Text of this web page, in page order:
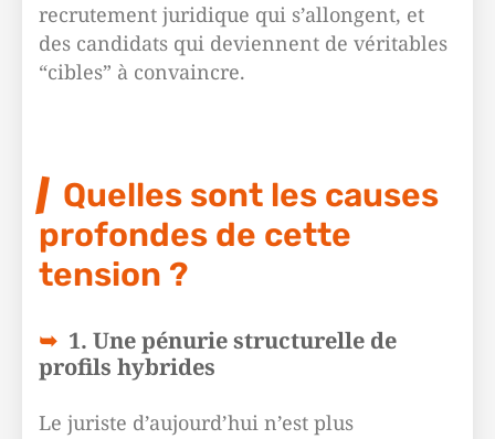
recrutement juridique qui s’allongent, et
des candidats qui deviennent de véritables
“cibles” à convaincre.
Quelles sont les causes
profondes de cette
tension ?
1. Une pénurie structurelle de
profils hybrides
Le juriste d’aujourd’hui n’est plus